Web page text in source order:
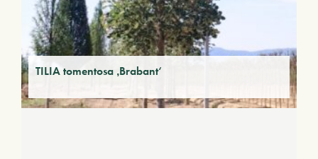
TILIA tomentosa ‚Brabant‘